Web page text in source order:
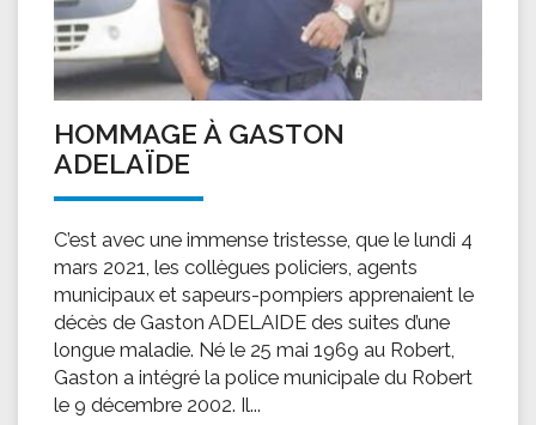
HOMMAGE À GASTON
ADELAÏDE
C’est avec une immense tristesse, que le lundi 4
mars 2021, les collègues policiers, agents
municipaux et sapeurs-pompiers apprenaient le
décès de Gaston ADELAIDE des suites d’une
longue maladie. Né le 25 mai 1969 au Robert,
Gaston a intégré la police municipale du Robert
le 9 décembre 2002. Il...